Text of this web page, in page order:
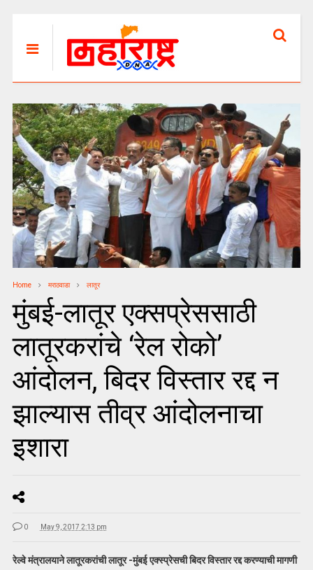
Home मराठवाडा लातूर
मुंबई-लातूर एक्सप्रेससाठी
लातूरकरांचे ‘रेल रोको’
आंदोलन, बिदर विस्तार रद्द न
झाल्यास तीव्र आंदोलनाचा
इशारा
0 May 9, 2017 2:13 pm
रेल्वे मंत्रालयाने लातूरकरांची लातूर -मुंबई एक्स्प्रेसची बिदर विस्तार रद्द करण्याची मागणी